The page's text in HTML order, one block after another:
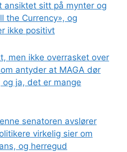
ansiktet sitt på mynter og
the Currency», og
ikke positivt
men ikke overrasket over
antyder at MAGA dør
ja, det er mange
senatoren avslører
virkelig sier om
og herregud